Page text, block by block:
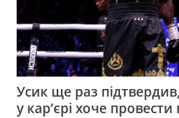
Усик ще раз
у кар’єрі хоче